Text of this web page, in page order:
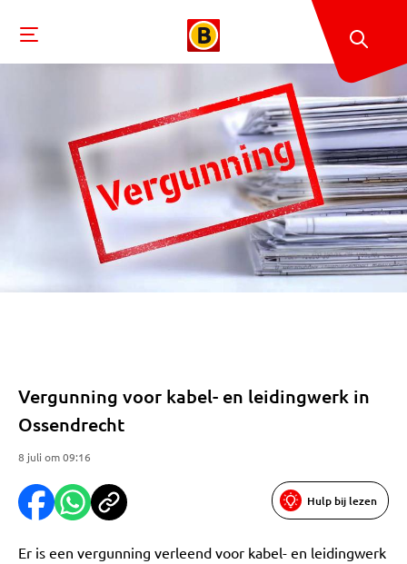
Vergunning voor kabel- en leidingwerk in
Ossendrecht
8 juli om 09:16
Hulp bij lezen
Er is een vergunning verleend voor kabel- en leidingwerk